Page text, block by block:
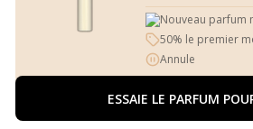
Nouveau parfum
50% le premier
Annule
ESSAIE LE PARFUM